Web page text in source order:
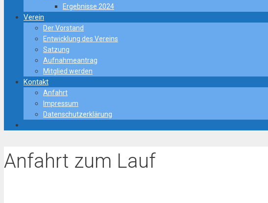
Ergebnisse 2024
Verein
Der Vorstand
Entwicklung des Vereins
Satzung
Aufnahmeantrag
Mitglied werden
Kontakt
Anfahrt
Impressum
Datenschutzerklärung
Anfahrt zum Lauf